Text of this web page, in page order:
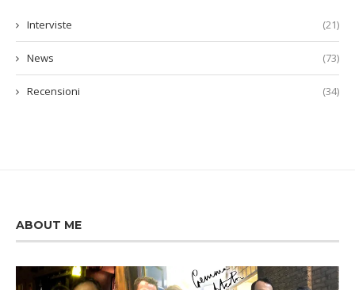
Interviste (21)
News (73)
Recensioni (34)
ABOUT ME